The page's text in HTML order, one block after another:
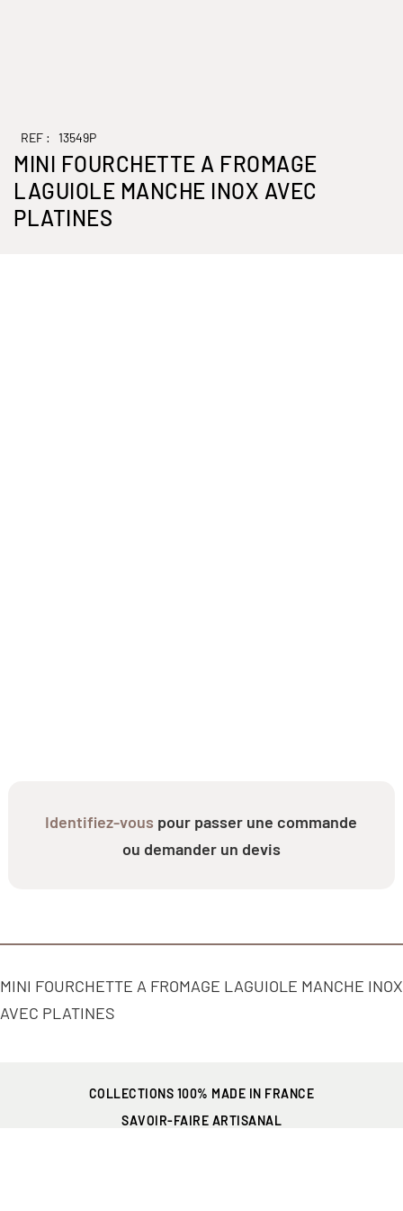
REF : 13549P
MINI FOURCHETTE A FROMAGE
LAGUIOLE MANCHE INOX AVEC
PLATINES
Identifiez-vous pour passer une commande
ou demander un devis
MINI FOURCHETTE A FROMAGE LAGUIOLE MANCHE INOX
AVEC PLATINES
COLLECTIONS 100% MADE IN FRANCE
SAVOIR-FAIRE ARTISANAL